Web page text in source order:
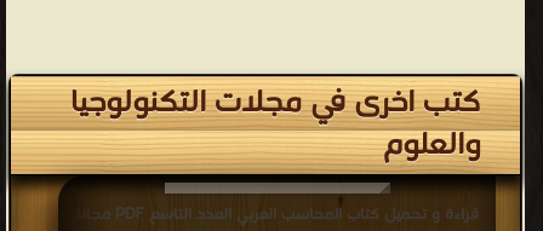
كتب اخرى في مجلات التكنولوجيا
والعلوم
قراءة و تحميل كتاب المحاسب العربي العدد التاسع PDF مجانا